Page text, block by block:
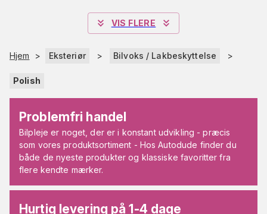
VIS FLERE
Hjem > Eksteriør > Bilvoks / Lakbeskyttelse >
Polish
Problemfri handel
Bilpleje er noget, der er i konstant udvikling - præcis
som vores produktsortiment - Hos Autodude finder du
både de nyeste produkter og klassiske favoritter fra
flere kendte mærker.
Hurtig levering på 1-4 dage